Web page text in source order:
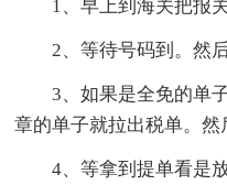
1、早上到海关把报
2、等待号码到。然
3、如果是全免的单
章的单子就拉出税单。
4、等拿到提单看是